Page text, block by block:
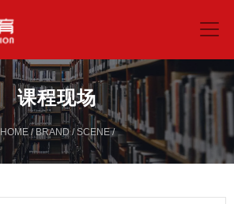
课程现场
HOME/ BRAND/SCENE/